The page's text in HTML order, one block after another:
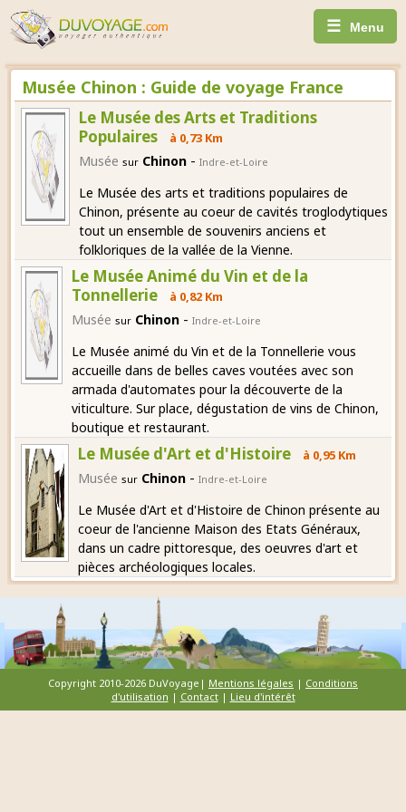
☰ Menu
Musée Chinon : Guide de voyage France
Le Musée des Arts et Traditions
Populaires
à 0,73 Km
Musée sur Chinon - Indre-et-Loire
Le Musée des arts et traditions populaires de
Chinon, présente au coeur de cavités troglodytiques
tout un ensemble de souvenirs anciens et
folkloriques de la vallée de la Vienne.
Le Musée Animé du Vin et de la
Tonnellerie
à 0,82 Km
Musée sur Chinon -Indre-et-Loire
Le Musée animé du Vin et de la Tonnellerie vous
accueille dans de belles caves voutées avec son
armada d'automates pour la découverte de la
viticulture. Sur place, dégustation de vins de Chinon,
boutique et restaurant.
Le Musée d'Art et d'Histoire à 0,95 Km
Musée sur Chinon -Indre-et-Loire
Le Musée d'Art et d'Histoire de Chinon présente au
coeur de l'ancienne Maison des Etats Généraux,
dans un cadre pittoresque, des oeuvres d'art et
pièces archéologiques locales.
Copyright 2010-2026 DuVoyage| Mentions légales | Conditions
d'utilisation | Contact| Lieu d'intérêt